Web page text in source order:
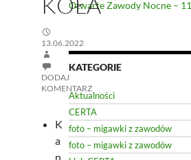
13.06.2022
DODAJ
KOMENTARZ
K
a
n
Otwarte Zawody Nocne –
KATEGORIE
Aktualności
CERTA
foto – migawki z zawodów
foto – migawki z zawodów